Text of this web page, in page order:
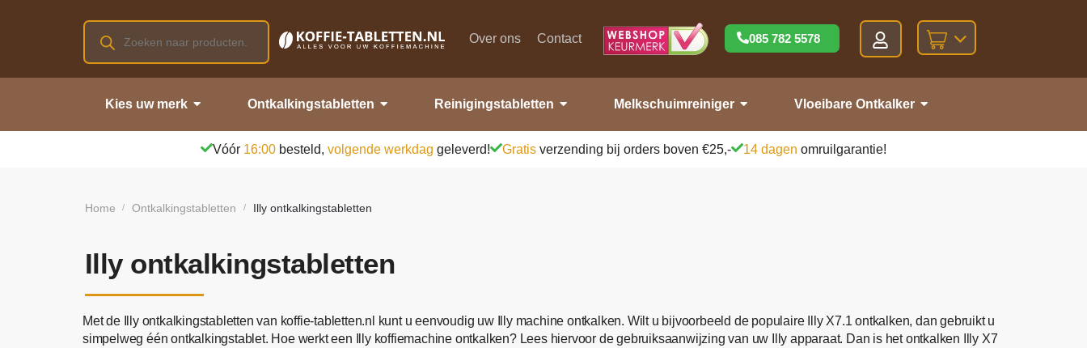
Over ons Contact 085 782 5578
Kies uw merk Ontkalkingstabletten Reinigingstabletten Melkschuimreiniger Vloeibare Ontkalker
Vóór 16:00 besteld, volgende werkdag geleverd! Gratis verzending bij orders boven €25,- 14 dagen omruilgarantie!
Home / Ontkalkingstabletten / Illy ontkalkingstabletten
Illy ontkalkingstabletten
Met de Illy ontkalkingstabletten van koffie-tabletten.nl kunt u eenvoudig uw Illy machine ontkalken. Wilt u bijvoorbeeld de populaire Illy X7.1 ontkalken, dan gebruikt u
simpelweg één ontkalkingstablet. Hoe werkt een Illy koffiemachine ontkalken? Lees hiervoor de gebruiksaanwijzing van uw Illy apparaat. Dan is het ontkalken Illy X7